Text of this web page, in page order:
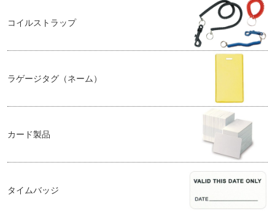
コイルストラップ
ラゲージタグ（ネーム）
カード製品
タイムバッジ